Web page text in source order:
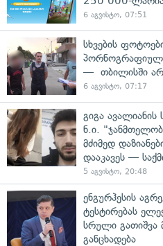
6 აგვისტო, 07:51
სხვების
— თბილისში
6 აგვისტო, 07:17
გიგა
ნ.ი.
მძიმედ
დააკავეს —
5 აგვისტო, 20:48
ენგურჰესის
ტესტირებას
სრული გათიშვა
განცხადება